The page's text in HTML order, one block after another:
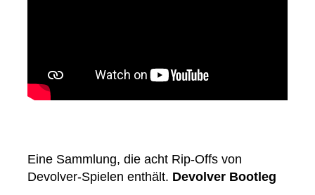
Eine Sammlung, die acht Rip-Offs von
Devolver-Spielen enthält. Devolver Bootleg